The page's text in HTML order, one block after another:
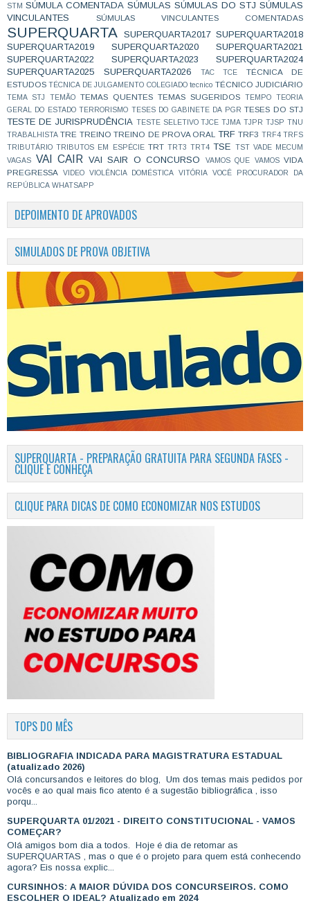
STM SÚMULA COMENTADA SÚMULAS SÚMULAS DO STJ SÚMULAS
VINCULANTES
SÚMULAS VINCULANTES COMENTADAS
SUPERQUARTA SUPERQUARTA2017 SUPERQUARTA2018
SUPERQUARTA2019
SUPERQUARTA2020
SUPERQUARTA2021
SUPERQUARTA2022
SUPERQUARTA2023
SUPERQUARTA2024
SUPERQUARTA2025
SUPERQUARTA2026 TAC TCE
TÉCNICA DE
ESTUDOS TÉCNICA DE JULGAMENTO COLEGIADO tecnico TÉCNICO JUDICIÁRIO
TEMA STJ TEMÃO TEMAS QUENTES TEMAS SUGERIDOS TEMPO
TEORIA
GERAL DO ESTADO TERRORISMO TESES DO GABINETE DA PGR TESES DO STJ
TESTE DE JURISPRUDÊNCIA TESTE SELETIVO TJCE TJMA TJPR TJSP TNU
TRABALHISTA TRE TREINO TREINO DE PROVA ORAL TRF TRF3 TRF4 TRFS
TRIBUTÁRIO TRIBUTOS EM ESPÉCIE TRT TRT3 TRT4 TSE TST VADE MECUM
VAGAS
VAI CAIR VAI SAIR O CONCURSO VAMOS QUE VAMOS VIDA
PREGRESSA
VIDEO VIOLÊNCIA DOMÉSTICA VITÓRIA
VOCÊ PROCURADOR DA
REPÚBLICA WHATSAPP
DEPOIMENTO DE APROVADOS
SIMULADOS DE PROVA OBJETIVA
SUPERQUARTA - PREPARAÇÃO GRATUITA PARA SEGUNDA FASES -
CLIQUE E CONHEÇA
CLIQUE PARA DICAS DE COMO ECONOMIZAR NOS ESTUDOS
TOPS DO MÊS
BIBLIOGRAFIA INDICADA PARA MAGISTRATURA ESTADUAL
(atualizado 2026)
Olá concursandos e leitores do blog, Um dos temas mais pedidos por
vocês e ao qual mais fico atento é a sugestão bibliográfica , isso
porqu...
SUPERQUARTA 01/2021 - DIREITO CONSTITUCIONAL - VAMOS
COMEÇAR?
Olá amigos bom dia a todos. Hoje é dia de retomar as
SUPERQUARTAS , mas o que é o projeto para quem está conhecendo
agora? Eis nossa explic...
CURSINHOS: A MAIOR DÚVIDA DOS CONCURSEIROS. COMO
ESCOLHER O IDEAL? Atualizado em 2024